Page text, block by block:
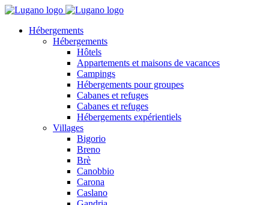
Hébergements
Hébergements
Hôtels
Appartements et maisons de vacances
Campings
Hébergements pour groupes
Cabanes et refuges
Cabanes et refuges
Hébergements expérientiels
Villages
Bigorio
Breno
Brè
Canobbio
Carona
Caslano